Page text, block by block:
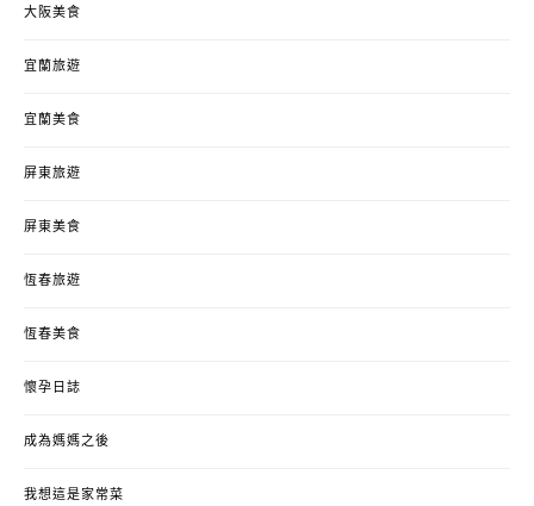
大阪美食
宜蘭旅遊
宜蘭美食
屏東旅遊
屏東美食
恆春旅遊
恆春美食
懷孕日誌
成為媽媽之後
我想這是家常菜